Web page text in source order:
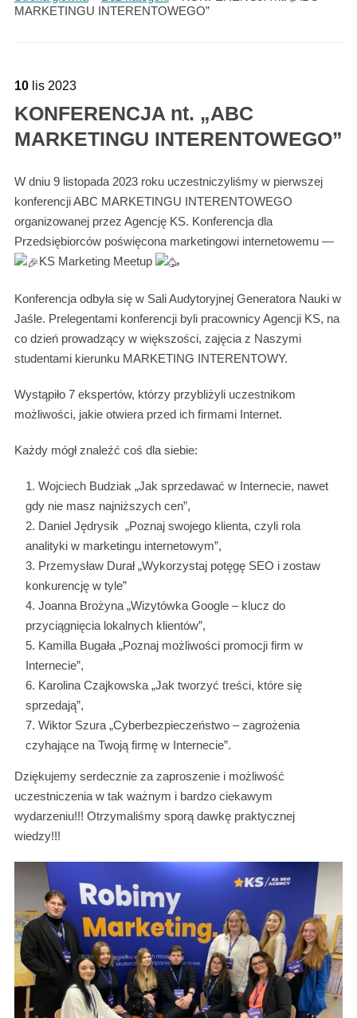
MARKETINGU INTERENTOWEGO”
10 lis 2023
KONFERENCJA nt. „ABC
MARKETINGU INTERENTOWEGO”
W dniu 9 listopada 2023 roku uczestniczyliśmy w pierwszej
konferencji ABC MARKETINGU INTERENTOWEGO
organizowanej przez Agencję KS. Konferencja dla
Przedsiębiorców poświęcona marketingowi internetowemu —
KS Marketing Meetup
Konferencja odbyła się w Sali Audytoryjnej Generatora Nauki w
Jaśle. Prelegentami konferencji byli pracownicy Agencji KS, na
co dzień prowadzący w większości, zajęcia z Naszymi
studentami kierunku MARKETING INTERENTOWY.
Wystąpiło 7 ekspertów, którzy przybliżyli uczestnikom
możliwości, jakie otwiera przed ich firmami Internet.
Każdy mógł znaleźć coś dla siebie:
Wojciech Budziak „Jak sprzedawać w Internecie, nawet
gdy nie masz najniższych cen”,
Daniel Jędrysik „Poznaj swojego klienta, czyli rola
analityki w marketingu internetowym”,
Przemysław Durał „Wykorzystaj potęgę SEO i zostaw
konkurencję w tyle”
Joanna Brożyna „Wizytówka Google – klucz do
przyciągnięcia lokalnych klientów”,
Kamilla Bugała „Poznaj możliwości promocji firm w
Internecie”,
Karolina Czajkowska „Jak tworzyć treści, które się
sprzedają”,
Wiktor Szura „Cyberbezpieczeństwo – zagrożenia
czyhające na Twoją firmę w Internecie”.
Dziękujemy serdecznie za zaproszenie i możliwość
uczestniczenia w tak ważnym i bardzo ciekawym
wydarzeniu!!! Otrzymaliśmy sporą dawkę praktycznej
wiedzy!!!